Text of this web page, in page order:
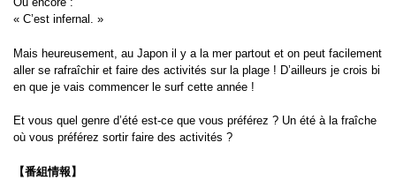
« C’est infernal. »
Mais heureusement, au Japon il y a la mer partout et on peut facilement
aller se rafraîchir et faire des activités sur la plage ! D’ailleurs je crois bi
en que je vais commencer le surf cette année !
Et vous quel genre d’été est-ce que vous préférez ? Un été à la fraîche
où vous préférez sortir faire des activités ?
【番組情報】